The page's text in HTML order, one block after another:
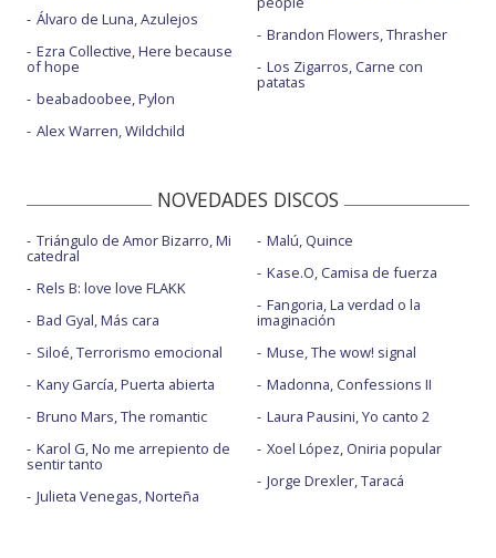
Álvaro de Luna, Azulejos
Ezra Collective, Here because
of hope
beabadoobee, Pylon
Alex Warren, Wildchild
Brandon Flowers, Thrasher
Los Zigarros, Carne con
patatas
NOVEDADES DISCOS
Triángulo de Amor Bizarro, Mi
catedral
Rels B: love love FLAKK
Bad Gyal, Más cara
Siloé, Terrorismo emocional
Kany García, Puerta abierta
Bruno Mars, The romantic
Karol G, No me arrepiento de
sentir tanto
Julieta Venegas, Norteña
Malú, Quince
Kase.O, Camisa de fuerza
Fangoria, La verdad o la
imaginación
Muse, The wow! signal
Madonna, Confessions II
Laura Pausini, Yo canto 2
Xoel López, Oniria popular
Jorge Drexler, Taracá